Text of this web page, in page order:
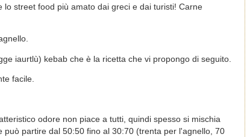
lo street food più amato dai greci e dai turisti! Carne
iaurtlù) kebab che è la ricetta che vi propongo di seguito.
facile.
odore non piace a tutti, quindi spesso si mischia
partire dal 50:50 fino al 30:70 (trenta per l'agnello, 70